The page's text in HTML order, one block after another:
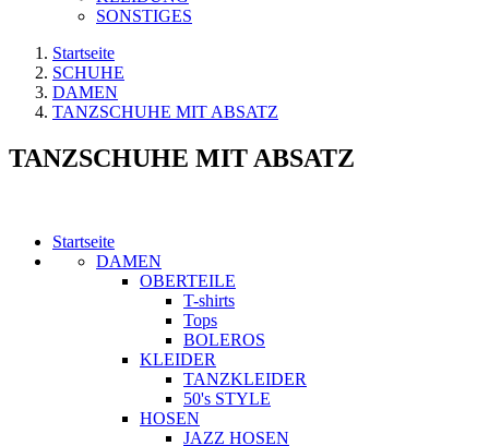
SONSTIGES
Startseite
SCHUHE
DAMEN
TANZSCHUHE MIT ABSATZ
TANZSCHUHE MIT ABSATZ
Startseite
DAMEN
OBERTEILE
T-shirts
Tops
BOLEROS
KLEIDER
TANZKLEIDER
50's STYLE
HOSEN
JAZZ HOSEN